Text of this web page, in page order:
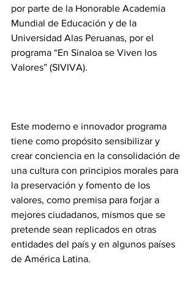
por parte de la Honorable Academia
Mundial de Educación y de la
Universidad Alas Peruanas, por el
programa “En Sinaloa se Viven los
Valores” (SIVIVA).
Este moderno e innovador programa
tiene como propósito sensibilizar y
crear conciencia en la consolidación de
una cultura con principios morales para
la preservación y fomento de los
valores, como premisa para forjar a
mejores ciudadanos, mismos que se
pretende sean replicados en otras
entidades del país y en algunos países
de América Latina.